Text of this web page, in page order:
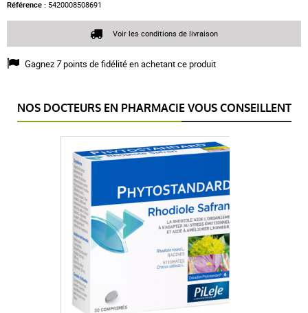
Référence : 5420008508691
Gagnez 7points de fidélité en achetant ce produit
Voir les conditions de livraison
NOS DOCTEURS EN PHARMACIE VOUS CONSEILLENT